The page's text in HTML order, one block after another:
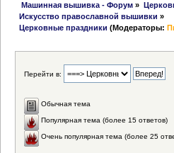
Машинная вышивка - Форум »
Искусство православной вышивки »
Церковные праздники (Модераторы:
Перейти в:
Обычная тема
Популярная тема (более 15 ответов)
Очень популярная тема (более 25